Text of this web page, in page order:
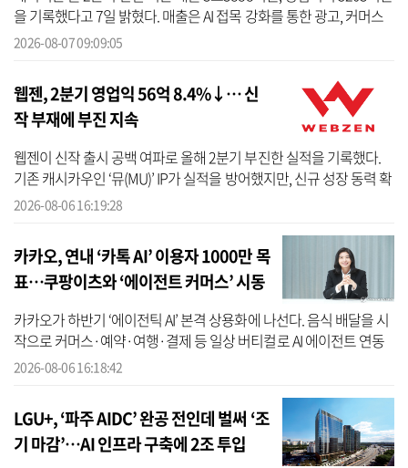
을 기록했다고 7일 밝혔다. 매출은 AI 접목 강화를 통한 광고, 커머스
등 핵심 사업의 견조한 실적과 글로벌 C2C 사업 성장에 힘입어 전년
2026-08-07 09:09:05
웹젠, 2분기 영업익 56억 8.4%↓… 신
작 부재에 부진 지속
웹젠이 신작 출시 공백 여파로 올해 2분기 부진한 실적을 기록했다.
기존 캐시카우인 ‘뮤(MU)’ IP가 실적을 방어했지만, 신규 성장 동력 확
보에는 어려움을 겪는 모습이다. 최근 기대작으로 꼽혔던 ‘드래곤소
2026-08-06 16:19:28
카카오, 연내 ‘카톡 AI’ 이용자 1000만 목
표…쿠팡이츠와 ‘에이전트 커머스’ 시동
카카오가 하반기 ‘에이전틱 AI’ 본격 상용화에 나선다. 음식 배달을 시
작으로 커머스·예약·여행·결제 등 일상 버티컬로 AI 에이전트 연동
을 확대하고, 연내 카카오톡 내 AI 서비스 월간 활성 이용자(MAU)
2026-08-06 16:18:42
LGU+, ‘파주 AIDC’ 완공 전인데 벌써 ‘조
기 마감’…AI 인프라 구축에 2조 투입